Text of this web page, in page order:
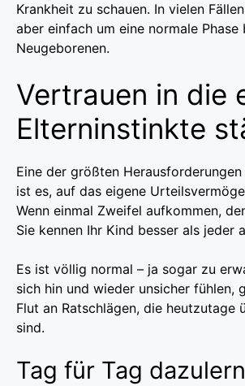
Krankheit zu schauen. In vielen
aber einfach um eine normale Phase
Neugeborenen.
Vertrauen in die
Elterninstinkte
Eine der größten
ist es, auf das eigene
Wenn einmal Zweifel aufkommen,
Sie kennen Ihr Kind besser als jeder
Es ist völlig normal – ja sogar zu
sich hin und wieder unsicher fühlen,
Flut an Ratschlägen, die heutzutage
sind.
Tag für Tag